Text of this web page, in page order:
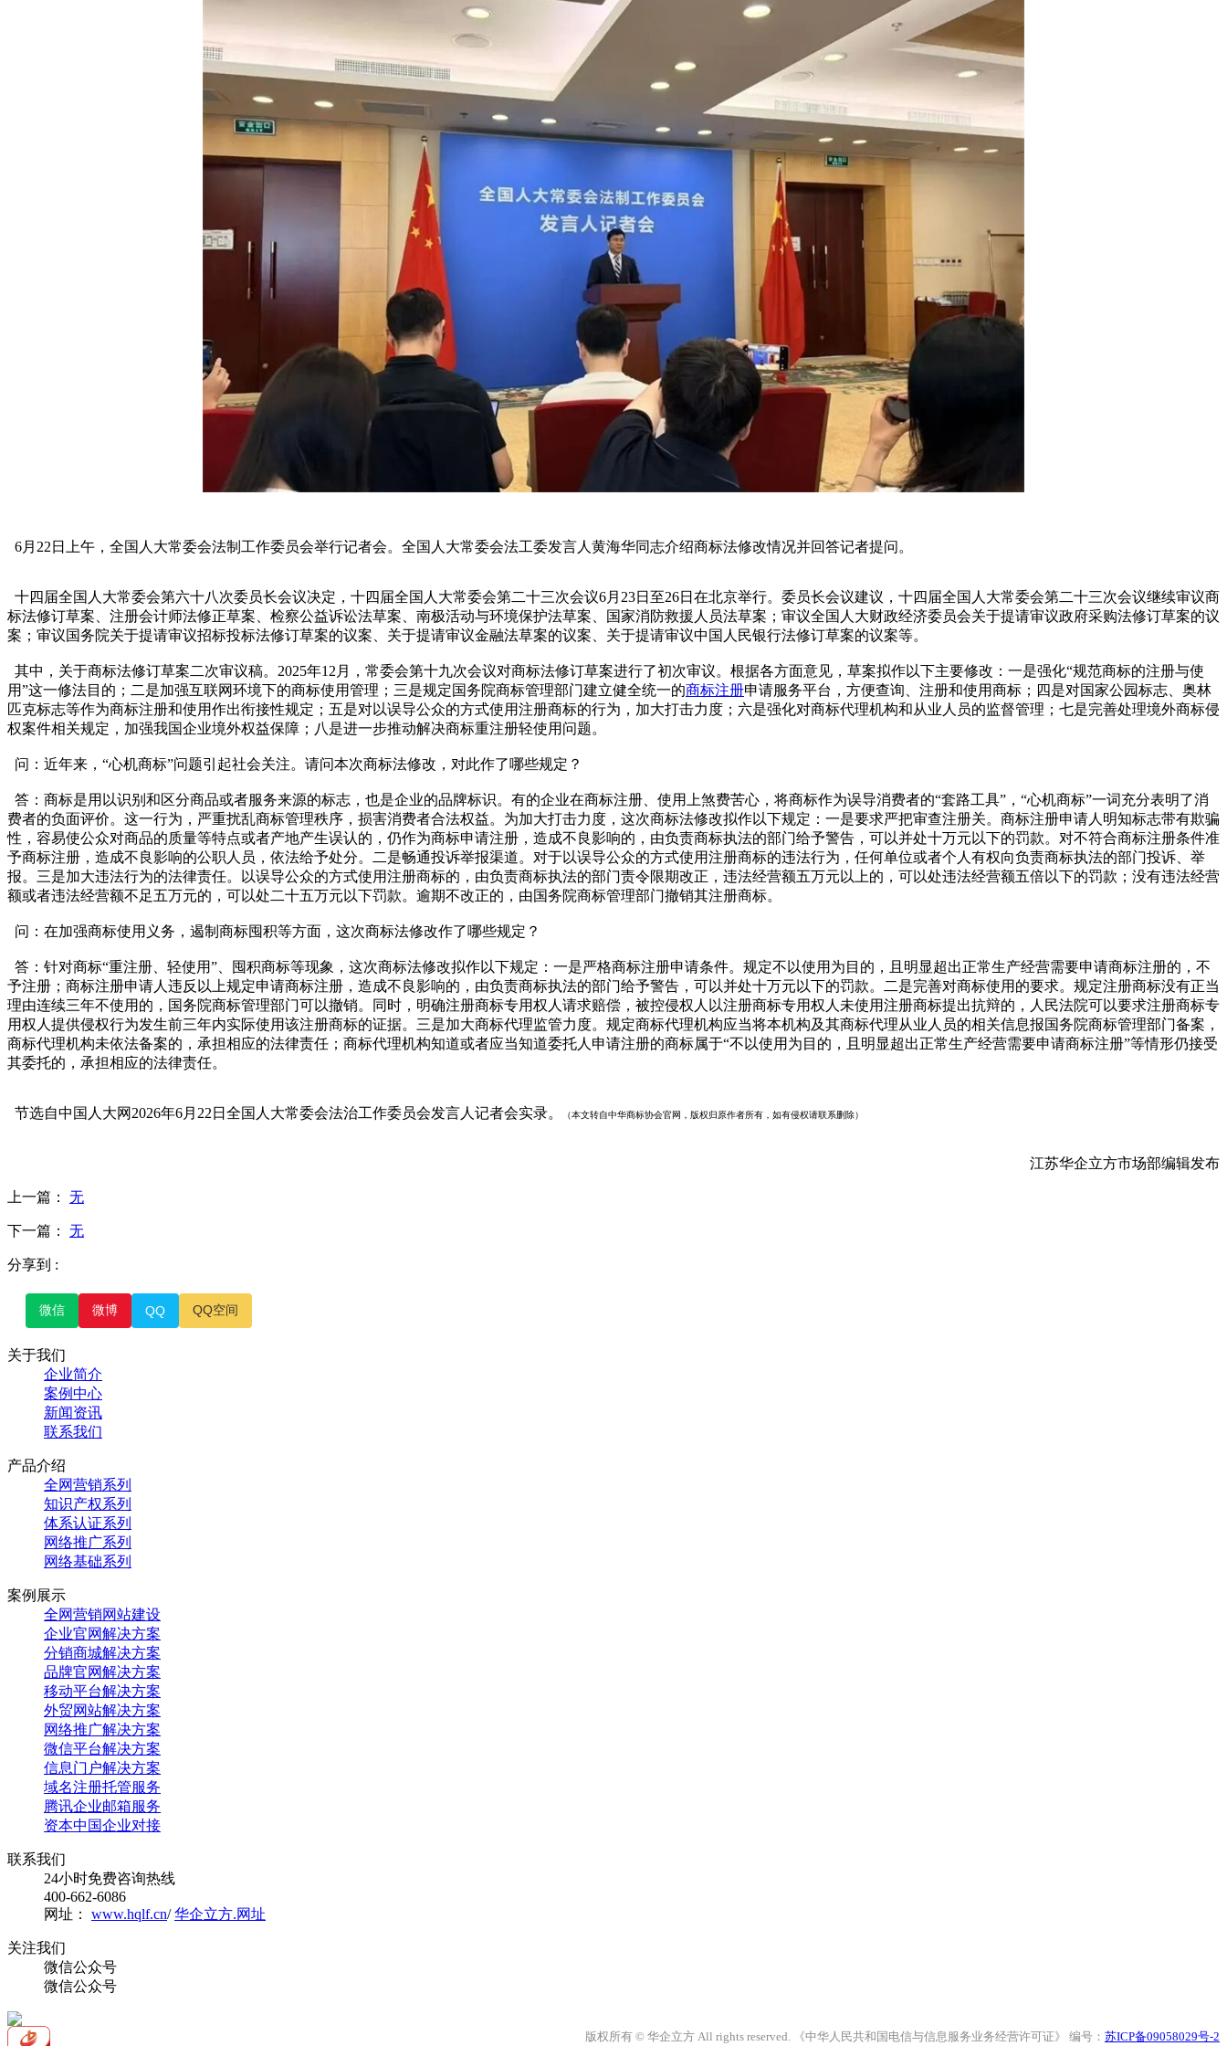
6月22日上午，全国人大常委会法制工作委员会举行记者会。全国人大常委会法工委发言人黄海华同志介绍商标法修改情况并回答记者提问。
十四届全国人大常委会第六十八次委员长会议决定，十四届全国人大常委会第二十三次会议6月23日至26日在北京举行。委员长会议建议，十四届全国人大常委会第二十三次会议继续审议商
标法修订草案、注册会计师法修正草案、检察公益诉讼法草案、南极活动与环境保护法草案、国家消防救援人员法草案；审议全国人大财政经济委员会关于提请审议政府采购法修订草案的议
案；审议国务院关于提请审议招标投标法修订草案的议案、关于提请审议金融法草案的议案、关于提请审议中国人民银行法修订草案的议案等。
其中，关于商标法修订草案二次审议稿。2025年12月，常委会第十九次会议对商标法修订草案进行了初次审议。根据各方面意见，草案拟作以下主要修改：一是强化“规范商标的注册与使
用”这一修法目的；二是加强互联网环境下的商标使用管理；三是规定国务院商标管理部门建立健全统一的商标注册申请服务平台，方便查询、注册和使用商标；四是对国家公园标志、奥林
匹克标志等作为商标注册和使用作出衔接性规定；五是对以误导公众的方式使用注册商标的行为，加大打击力度；六是强化对商标代理机构和从业人员的监督管理；七是完善处理境外商标侵
权案件相关规定，加强我国企业境外权益保障；八是进一步推动解决商标重注册轻使用问题。
问：近年来，“心机商标”问题引起社会关注。请问本次商标法修改，对此作了哪些规定？
答：商标是用以识别和区分商品或者服务来源的标志，也是企业的品牌标识。有的企业在商标注册、使用上煞费苦心，将商标作为误导消费者的“套路工具”，“心机商标”一词充分表明了消
费者的负面评价。这一行为，严重扰乱商标管理秩序，损害消费者合法权益。为加大打击力度，这次商标法修改拟作以下规定：一是要求严把审查注册关。商标注册申请人明知标志带有欺骗
性，容易使公众对商品的质量等特点或者产地产生误认的，仍作为商标申请注册，造成不良影响的，由负责商标执法的部门给予警告，可以并处十万元以下的罚款。对不符合商标注册条件准
予商标注册，造成不良影响的公职人员，依法给予处分。二是畅通投诉举报渠道。对于以误导公众的方式使用注册商标的违法行为，任何单位或者个人有权向负责商标执法的部门投诉、举
报。三是加大违法行为的法律责任。以误导公众的方式使用注册商标的，由负责商标执法的部门责令限期改正，违法经营额五万元以上的，可以处违法经营额五倍以下的罚款；没有违法经营
额或者违法经营额不足五万元的，可以处二十五万元以下罚款。逾期不改正的，由国务院商标管理部门撤销其注册商标。
问：在加强商标使用义务，遏制商标囤积等方面，这次商标法修改作了哪些规定？
答：针对商标“重注册、轻使用”、囤积商标等现象，这次商标法修改拟作以下规定：一是严格商标注册申请条件。规定不以使用为目的，且明显超出正常生产经营需要申请商标注册的，不
予注册；商标注册申请人违反以上规定申请商标注册，造成不良影响的，由负责商标执法的部门给予警告，可以并处十万元以下的罚款。二是完善对商标使用的要求。规定注册商标没有正当
理由连续三年不使用的，国务院商标管理部门可以撤销。同时，明确注册商标专用权人请求赔偿，被控侵权人以注册商标专用权人未使用注册商标提出抗辩的，人民法院可以要求注册商标专
用权人提供侵权行为发生前三年内实际使用该注册商标的证据。三是加大商标代理监管力度。规定商标代理机构应当将本机构及其商标代理从业人员的相关信息报国务院商标管理部门备案，
商标代理机构未依法备案的，承担相应的法律责任；商标代理机构知道或者应当知道委托人申请注册的商标属于“不以使用为目的，且明显超出正常生产经营需要申请商标注册”等情形仍接受
其委托的，承担相应的法律责任。
节选自中国人大网2026年6月22日全国人大常委会法治工作委员会发言人记者会实录。 （本文转自中华商标协会官网，版权归原作者所有，如有侵权请联系删除）
江苏华企立方市场部编辑发布
上一篇： 无
下一篇： 无
分享到 :
微信 微博 QQ QQ空间
关于我们
企业简介
案例中心
新闻资讯
联系我们
产品介绍
全网营销系列
知识产权系列
体系认证系列
网络推广系列
网络基础系列
案例展示
全网营销网站建设
企业官网解决方案
分销商城解决方案
品牌官网解决方案
移动平台解决方案
外贸网站解决方案
网络推广解决方案
微信平台解决方案
信息门户解决方案
域名注册托管服务
腾讯企业邮箱服务
资本中国企业对接
联系我们
24小时免费咨询热线
400-662-6086
网址： www.hqlf.cn/华企立方.网址
关注我们
微信公众号
微信公众号
版权所有 © 华企立方 All rights reserved. 《中华人民共和国电信与信息服务业务经营许可证》 编号： 苏ICP备09058029号-2